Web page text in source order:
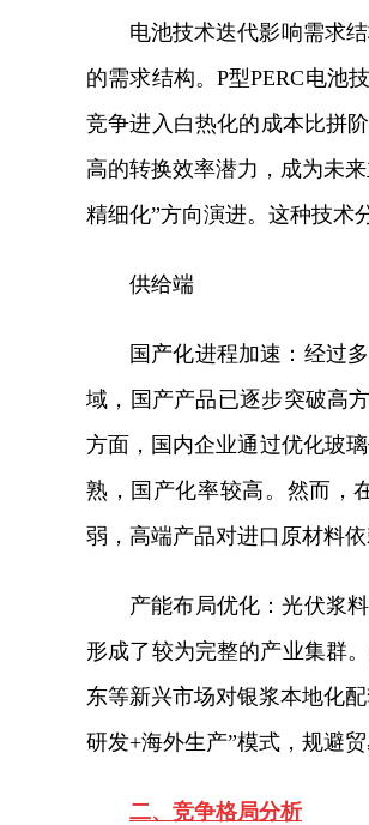
电池技术迭代影响需求
的需求结构。P型PERC电池
竞争进入白热化的成本比拼
高的转换效率潜力，成为未
精细化”方向演进。这种技术
供给端
国产化进程加速：经过
域，国产产品已逐步突破高
方面，国内企业通过优化玻
熟，国产化率较高。然而，
弱，高端产品对进口原材料依
产能布局优化：光伏浆
形成了较为完整的产业集群
东等新兴市场对银浆本地化
研发+海外生产”模式，规避
二、竞争格局分析